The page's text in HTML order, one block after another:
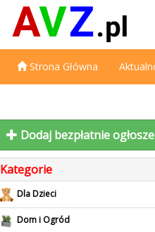
Strona Główna
Dodaj bezpłatnie
Kategorie
Dla Dzieci
Dom i Ogród